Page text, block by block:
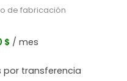
de fabricación
$ / mes
por transferencia